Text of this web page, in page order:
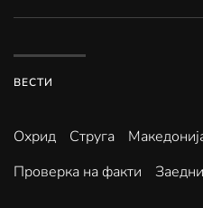
ВЕСТИ
Охрид Струга
Проверка на факти